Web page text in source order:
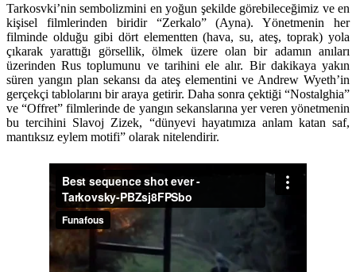
Tarkosvki’nin sembolizmini en yoğun şekilde görebileceğimiz ve en
kişisel filmlerinden biridir “Zerkalo” (Ayna). Yönetmenin her
filminde olduğu gibi dört elementten (hava, su, ateş, toprak) yola
çıkarak yarattığı görsellik, ölmek üzere olan bir adamın anıları
üzerinden Rus toplumunu ve tarihini ele alır. Bir dakikaya yakın
süren yangın plan sekansı da ateş elementini ve Andrew Wyeth’in
gerçekçi tablolarını bir araya getirir. Daha sonra çektiği “Nostalghia”
ve “Offret” filmlerinde de yangın sekanslarına yer veren yönetmenin
bu tercihini Slavoj Zizek, “dünyevi hayatımıza anlam katan saf,
mantıksız eylem motifi” olarak nitelendirir.